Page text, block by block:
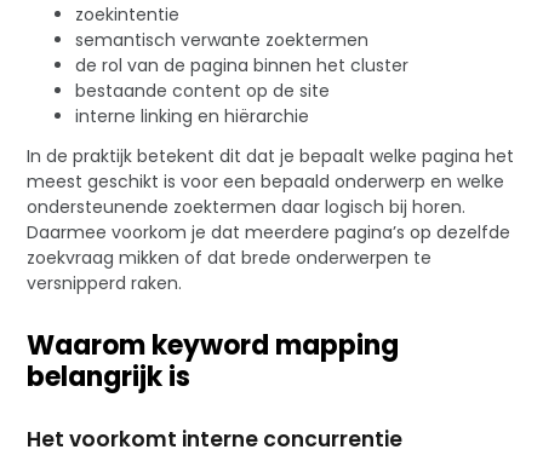
zoekintentie
semantisch verwante zoektermen
de rol van de pagina binnen het cluster
bestaande content op de site
interne linking en hiërarchie
In de praktijk betekent dit dat je bepaalt welke pagina het
meest geschikt is voor een bepaald onderwerp en welke
ondersteunende zoektermen daar logisch bij horen.
Daarmee voorkom je dat meerdere pagina’s op dezelfde
zoekvraag mikken of dat brede onderwerpen te
versnipperd raken.
Waarom keyword mapping
belangrijk is
Het voorkomt interne concurrentie